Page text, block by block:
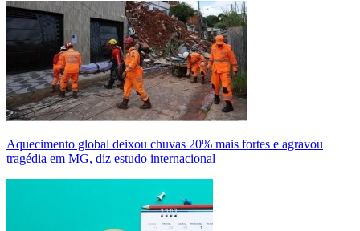
Aquecimento global deixou chuvas 20% mais fortes e agravou
tragédia em MG, diz estudo internacional